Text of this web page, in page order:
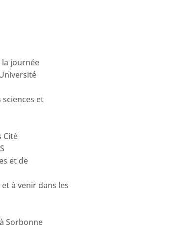
la journée
et
Cité
et de
à venir dans les
Sorbonne